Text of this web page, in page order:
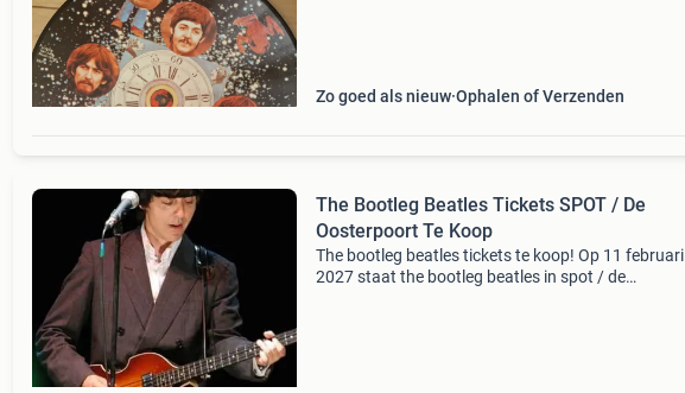
Zo goed als nieuw Ophalen of Verzenden
The Bootleg Beatles Tickets SPOT / De
Oosterpoort Te Koop
The bootleg beatles tickets te koop! Op 11 februari
2027 staat the bootleg beatles in spot / de